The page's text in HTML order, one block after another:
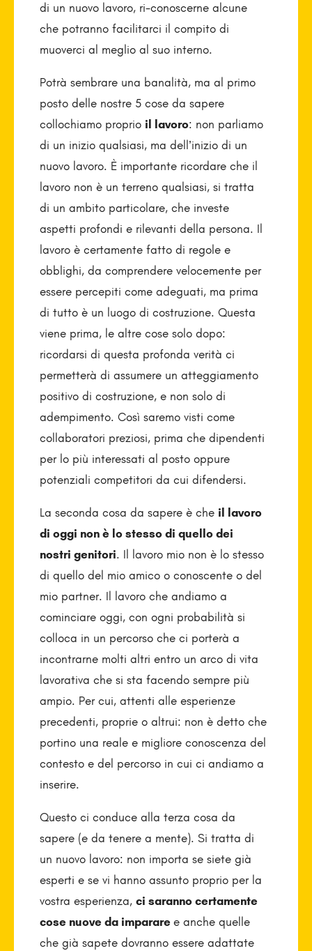
di un nuovo lavoro, ri-conoscerne alcune
che potranno facilitarci il compito di
muoverci al meglio al suo interno.
Potrà sembrare una banalità, ma al primo
posto delle nostre 5 cose da sapere
collochiamo proprio il lavoro: non parliamo
di un inizio qualsiasi, ma dell’inizio di un
nuovo lavoro. È importante ricordare che il
lavoro non è un terreno qualsiasi, si tratta
di un ambito particolare, che investe
aspetti profondi e rilevanti della persona. Il
lavoro è certamente fatto di regole e
obblighi, da comprendere velocemente per
essere percepiti come adeguati, ma prima
di tutto è un luogo di costruzione. Questa
viene prima, le altre cose solo dopo:
ricordarsi di questa profonda verità ci
permetterà di assumere un atteggiamento
positivo di costruzione, e non solo di
adempimento. Così saremo visti come
collaboratori preziosi, prima che dipendenti
per lo più interessati al posto oppure
potenziali competitori da cui difendersi.
La seconda cosa da sapere è che il lavoro
di oggi non è lo stesso di quello dei
nostri genitori. Il lavoro mio non è lo stesso
di quello del mio amico o conoscente o del
mio partner. Il lavoro che andiamo a
cominciare oggi, con ogni probabilità si
colloca in un percorso che ci porterà a
incontrarne molti altri entro un arco di vita
lavorativa che si sta facendo sempre più
ampio. Per cui, attenti alle esperienze
precedenti, proprie o altrui: non è detto che
portino una reale e migliore conoscenza del
contesto e del percorso in cui ci andiamo a
inserire.
Questo ci conduce alla terza cosa da
sapere (e da tenere a mente). Si tratta di
un nuovo lavoro: non importa se siete già
esperti e se vi hanno assunto proprio per la
vostra esperienza, ci saranno certamente
cose nuove da imparare e anche quelle
che già sapete dovranno essere adattate